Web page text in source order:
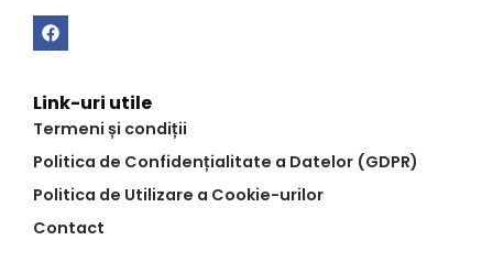
Link-uri utile
Termeni și condiții
Politica de Confidențialitate a Datelor (GDPR)
Politica de Utilizare a Cookie-urilor
Contact